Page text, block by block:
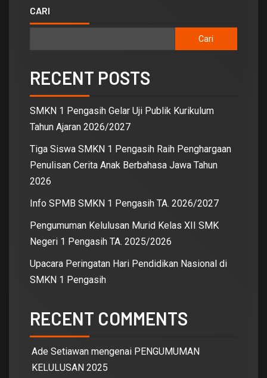
CARI
Cari
RECENT POSTS
SMKN 1 Pengasih Gelar Uji Publik Kurikulum
Tahun Ajaran 2026/2027
Tiga Siswa SMKN 1 Pengasih Raih Penghargaan
Penulisan Cerita Anak Berbahasa Jawa Tahun
2026
Info SPMB SMKN 1 Pengasih TA. 2026/2027
Pengumuman Kelulusan Murid Kelas XII SMK
Negeri 1 Pengasih TA. 2025/2026
Upacara Peringatan Hari Pendidikan Nasional di
SMKN 1 Pengasih
RECENT COMMENTS
Ade Setiawan mengenai PENGUMUMAN
KELULUSAN 2025